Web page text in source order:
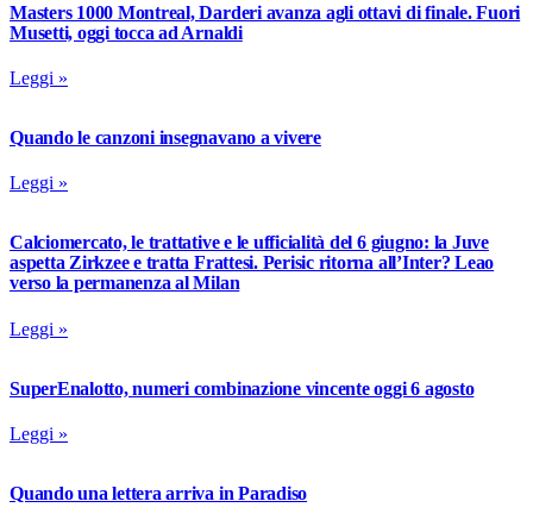
Masters 1000 Montreal, Darderi avanza agli ottavi di finale. Fuori
Musetti, oggi tocca ad Arnaldi
Leggi »
Quando le canzoni insegnavano a vivere
Leggi »
Calciomercato, le trattative e le ufficialità del 6 giugno: la Juve
aspetta Zirkzee e tratta Frattesi. Perisic ritorna all’Inter? Leao
verso la permanenza al Milan
Leggi »
SuperEnalotto, numeri combinazione vincente oggi 6 agosto
Leggi »
Quando una lettera arriva in Paradiso